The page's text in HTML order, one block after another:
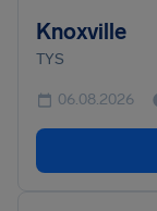
Knoxville
TYS
06.08.2026